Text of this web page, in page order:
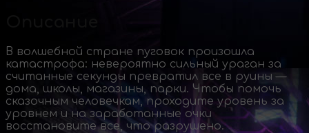
В волшебной стране пуговок произошла
катастрофа: невероятно сильный ураган за
считанные секунды превратил все в руины —
дома, школы, магазины, парки. Чтобы помочь
сказочным человечкам, проходите уровень за
уровнем и на заработанные очки
восстановите все, что разрушено.